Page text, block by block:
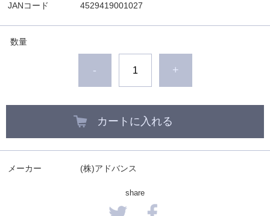
JANコード
4529419001027
数量
- +
カートに入れる
メーカー (株)アドバンス
share